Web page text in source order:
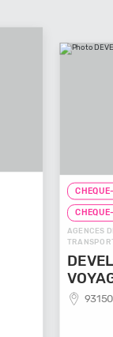
AGENCES